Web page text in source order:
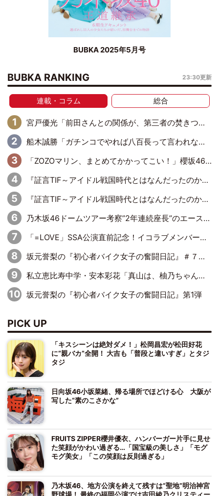
BUBKA 2025年5月号
BUBKA RANKING 23:30更新
連載・コラム 総合
宮戸優光「前田さんとの関係が、第三者の焚きつけのようなかたちで壊されてしまったのは、悲しいことですよ」【UWF】
船木誠勝「ガチンコでやれば八百長って言われなくなる 単純にそう思ってましたね」【UWF】
「ZOZOマリン、まとめてかかってこい！」櫻坂46 山下瞳月の魂の叫び！5年目の勝利にBuddiesたちは態度で示せるか!?
『証言TIF～アイドル戦国時代とはなんだったのか～』第11回：私立恵比寿中学・真山りか×安本彩花「TIFで10年ぶりのキョンシーメイクをしたら、場を完全に引かせてしまって。時代が変わったんだなって」
『証言TIF～アイドル戦国時代とはなんだったのか～』第10回：さくら学院・武藤彩未×飯田らうら「正直、中3で辞めるというのを信じてなくて。そう言われてはいたけど、嘘でしょって」
乃木坂46ドームツアー考察”2年連続座長”のエース・井上和の涙から感じた「乃木坂46らしさ」とは？
「=LOVE」SSA公演直前記念！イコラブメンバー全員が語る1万字ドキュメント一部公開
坂元誉梨の『初心者バイク女子の奮闘日記』＃７７「我慢大会してませんか？」
私立恵比寿中学・安本彩花「真山は、柚乃ちゃんのことを育てたいって言ってました」【BUBKA2月号】
坂元誉梨の『初心者バイク女子の奮闘日記』第1弾
PICK UP
「キスシーンは絶対ダメ！」松岡昌宏が松田好花
に“親バカ”全開！ 大吉も「普段と違いすぎ」とタジ
タジ
日向坂46小坂菜緒、帰る場所でほどける心 大阪が
写した“素のこさかな”
FRUITS ZIPPER櫻井優衣、ハンバーガー片手に見せ
た笑顔がかわい過ぎる…「国宝級の美しさ」「モグ
モグ美女」「この笑顔は反則過ぎる」
乃木坂46、地方公演を終えて残すは“聖地”明治神宮